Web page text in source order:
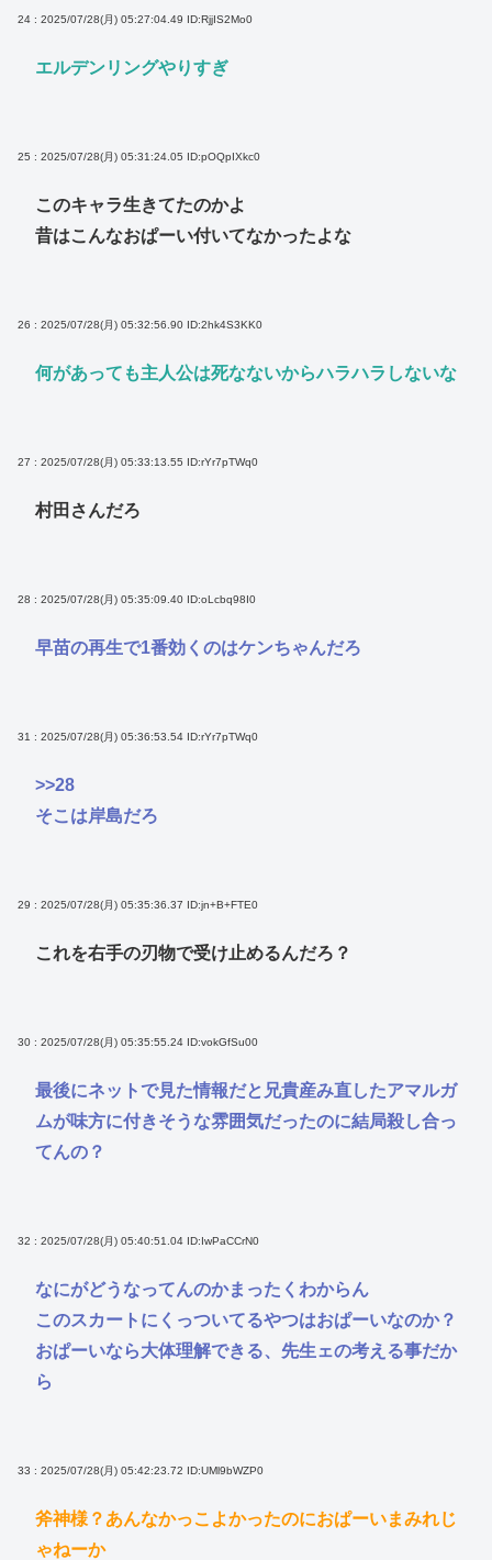
24 : 2025/07/28(月) 05:27:04.49 ID:RjjIS2Mo0
エルデンリングやりすぎ
25 : 2025/07/28(月) 05:31:24.05 ID:pOQpIXkc0
このキャラ生きてたのかよ
昔はこんなおぱーい付いてなかったよな
26 : 2025/07/28(月) 05:32:56.90 ID:2hk4S3KK0
何があっても主人公は死なないからハラハラしないな
27 : 2025/07/28(月) 05:33:13.55 ID:rYr7pTWq0
村田さんだろ
28 : 2025/07/28(月) 05:35:09.40 ID:oLcbq98I0
早苗の再生で1番効くのはケンちゃんだろ
31 : 2025/07/28(月) 05:36:53.54 ID:rYr7pTWq0
>>28
そこは岸島だろ
29 : 2025/07/28(月) 05:35:36.37 ID:jn+B+FTE0
これを右手の刃物で受け止めるんだろ？
30 : 2025/07/28(月) 05:35:55.24 ID:vokGfSu00
最後にネットで見た情報だと兄貴産み直したアマルガ
ムが味方に付きそうな雰囲気だったのに結局殺し合っ
てんの？
32 : 2025/07/28(月) 05:40:51.04 ID:IwPaCCrN0
なにがどうなってんのかまったくわからん
このスカートにくっついてるやつはおぱーいなのか？
おぱーいなら大体理解できる、先生ェの考える事だか
ら
33 : 2025/07/28(月) 05:42:23.72 ID:UMl9bWZP0
斧神様？あんなかっこよかったのにおぱーいまみれじ
ゃねーか